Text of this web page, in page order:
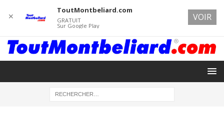
✕
ToutMontbeliard.com
GRATUIT
Sur Google Play
VOIR